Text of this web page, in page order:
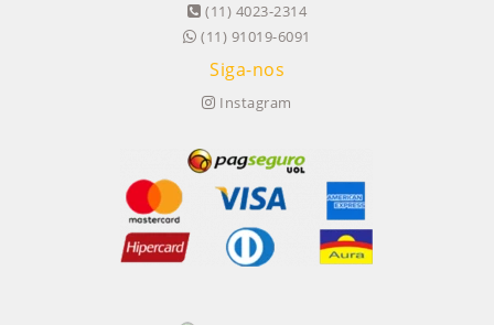
(11) 4023-2314
(11) 91019-6091
Siga-nos
Instagram